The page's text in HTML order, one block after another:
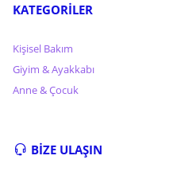
KATEGORİLER
Kişisel Bakım
Giyim & Ayakkabı
Anne & Çocuk
BİZE ULAŞIN